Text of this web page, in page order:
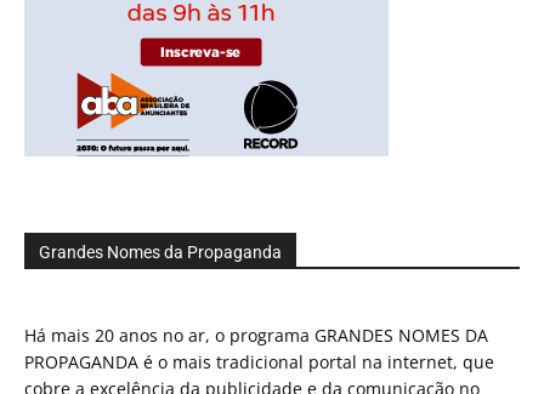
Grandes Nomes da Propaganda
Há mais 20 anos no ar, o programa GRANDES NOMES DA
PROPAGANDA é o mais tradicional portal na internet, que
cobre a excelência da publicidade e da comunicação no